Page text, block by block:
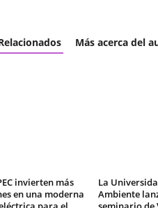
Más acerca del
invierten más
en una moderna
La
Ambiente